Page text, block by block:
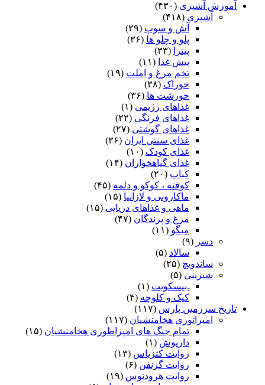
آموزش آشپزی (۴۳۰)
آشپزی (۴۱۸)
آش و سوپ (۲۹)
پلو و چلو ها (۳۶)
پیتزا
(۳۳)
پیش غذا (۱۱)
تخم مرغ و املت (۱۹)
خوراک (۳۸)
خورشت ها (۳۶)
غذاهای رژیمی (۱)
غذاهای فرنگی (۲۲)
غذاهای گوشتی (۲۷)
غذای سنتی ایران (۳۶)
غذای کودک (۱۰)
غذای گیاهخواران (۱۴)
کباب (۲۰)
کوفته ، کوکو و دلمه (۴۵)
ماکارونی و لازانیا (۱۵)
ماهی و غذاهای دریایی (۱۵)
مرغ و پرندگان (۴۷)
میگو (۱۱)
دسر (۹)
سالاد (۵)
ساندویچ (۲۵)
شیرینی (۵)
.بیسکویت (۱)
کیک و کلوچه (۴)
تاریخ سرزمین پارس (۱۱۷)
امپراتوری هخامنشیان (۱۱۷)
تمام جنگ های امپراطوری هخامنشیان (۱۵)
داریوش (۱)
روایت کتزیاس (۱۳)
روایت گزنفن (۶)
روایت هرودتوس (۱۹)